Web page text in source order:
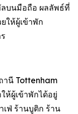
ลบนมือถือ ผลลัพธ์ที่
ให้ผู้เข้าพัก
านี Tottenham
ห้ผู้เข้าพักได้อยู่
เฟ่ ร้านบูติก ร้าน